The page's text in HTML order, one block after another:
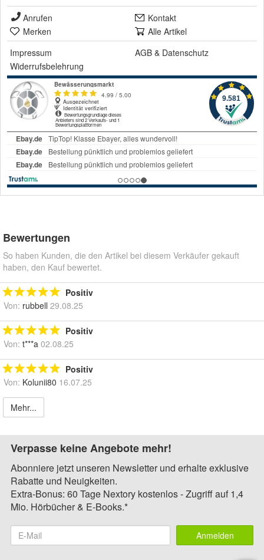
Anrufen
Kontakt
Merken
Alle Artikel
Impressum
AGB & Datenschutz
Widerrufsbelehrung
Bewertungen
So haben Kunden, die den Artikel bei diesem Verkäufer gekauft
haben, den Kauf bewertet.
Positiv
Von: rubbell 29.08.25
Positiv
Von: t***a 02.08.25
Positiv
Von: Kolunii80 16.07.25
Mehr...
Verpasse keine Angebote mehr!
Abonniere jetzt unseren Newsletter und erhalte exklusive
Rabatte und Neuigkeiten.
Extra-Bonus: 60 Tage Nextory kostenlos - Zugriff auf 1,4
Mio. Hörbücher & E-Books.*
Anmelden